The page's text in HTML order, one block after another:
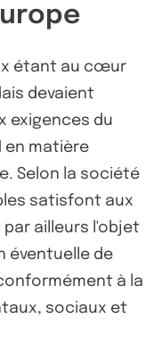
étant au cœur
devaient
exigences du
en matière
Selon la société
satisfont aux
par ailleurs l'objet
éventuelle de
à la
sociaux et